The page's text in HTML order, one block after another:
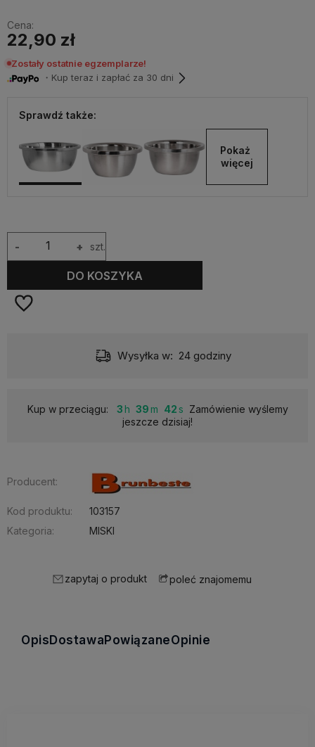
Cena:
22,90 zł
Zostały ostatnie egzemplarze!
・Kup teraz i zapłać za 30 dni
Sprawdź także:
Pokaż
więcej
+
- szt.
DO KOSZYKA
Wysyłka w: 24 godziny
Kup w przeciągu: 3 39 42
Zamówienie wyślemy
jeszcze dzisiaj!
Producent:
Kod produktu:
103157
Kategoria:
MISKI
zapytaj o produkt poleć znajomemu
Opis Dostawa PowiązaneOpinie